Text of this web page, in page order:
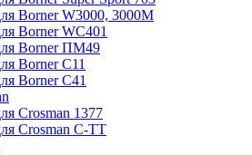
Borner W3000, 3000М
Borner WC401
Borner ПМ49
Borner С11
Borner С41
Crosman 1377
Crosman C-TT